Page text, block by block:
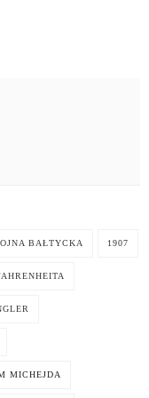
BAŁTYCKA 1907
MICHEJDA